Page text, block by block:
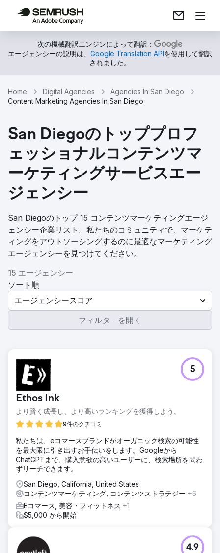
次の機械翻訳エンジンによって翻訳：
エージェンシーの説明は、 Google Translation APIを使用して翻訳
されました。
Home Digital Agencies
Agencies In San Diego
Content Marketing Agencies In San Diego
San Diegoのトッププロフ
ェッショナルコンテンツマ
ーケティングサービスエー
ジェンシー
San Diegoのトップ 15 コンテンツマーケティングエージ
ェンシー企業リスト。私たちのコミュニティで、マーケテ
ィングをアウトソーシングするのに最適なマーケティング
エージェンシーを見つけてください。
15 エージェンシー
ソート順
エージェンシースコア
フィルターを開く
Ethos Ink
より賢く成長し、より高いランキングを獲得しよう。
9件のクチコミ
5
私たちは、eコマースブランドがオーガニック検索の可能性
を最大限に引き出すお手伝いをします。Googleから
ChatGPTまで、購入意欲の高いユーザーに、検索場所を問わ
ずリーチできます。
San Diego, California, United States
コンテンツマーケティング, コンテンツストラテジー +6
Eコマース, 美容・フィットネス +1
$5,000 から開始
4.9